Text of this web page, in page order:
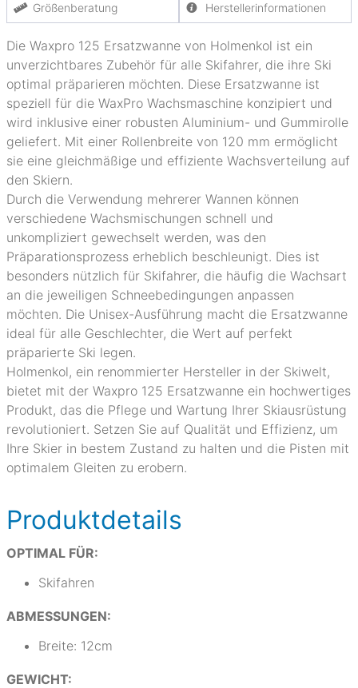
Größenberatung Herstellerinformationen
Die Waxpro 125 Ersatzwanne von Holmenkol ist ein
unverzichtbares Zubehör für alle Skifahrer, die ihre Ski
optimal präparieren möchten. Diese Ersatzwanne ist
speziell für die WaxPro Wachsmaschine konzipiert und
wird inklusive einer robusten Aluminium- und Gummirolle
geliefert. Mit einer Rollenbreite von 120 mm ermöglicht
sie eine gleichmäßige und effiziente Wachsverteilung auf
den Skiern.
Durch die Verwendung mehrerer Wannen können
verschiedene Wachsmischungen schnell und
unkompliziert gewechselt werden, was den
Präparationsprozess erheblich beschleunigt. Dies ist
besonders nützlich für Skifahrer, die häufig die Wachsart
an die jeweiligen Schneebedingungen anpassen
möchten. Die Unisex-Ausführung macht die Ersatzwanne
ideal für alle Geschlechter, die Wert auf perfekt
präparierte Ski legen.
Holmenkol, ein renommierter Hersteller in der Skiwelt,
bietet mit der Waxpro 125 Ersatzwanne ein hochwertiges
Produkt, das die Pflege und Wartung Ihrer Skiausrüstung
revolutioniert. Setzen Sie auf Qualität und Effizienz, um
Ihre Skier in bestem Zustand zu halten und die Pisten mit
optimalem Gleiten zu erobern.
Produktdetails
OPTIMAL FÜR:
Skifahren
ABMESSUNGEN:
Breite: 12cm
GEWICHT: